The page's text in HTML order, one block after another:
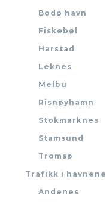
Bodø havn
Fiskebøl
Harstad
Leknes
Melbu
Risnøyhamn
Stokmarknes
Stamsund
Tromsø
Trafikk i havnene
Andenes